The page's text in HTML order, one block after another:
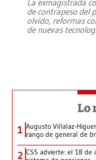
La exmagistrada
de contrapeso del
olvido, reformas
de nuevas
Lo
1 Augusto Villalaz-
rango de general de
2 CSS advierte: el 18 de